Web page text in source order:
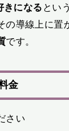
になる とい
の導線上に置
です。
金
さい